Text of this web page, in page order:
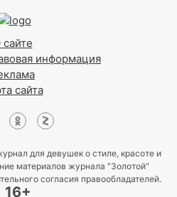
сайте
информация
сайта
для девушек о стиле, красоте и
материалов журнала "Золотой"
согласия правообладателей.
16+